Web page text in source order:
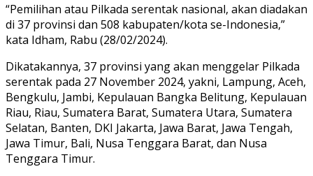
“Pemilihan atau Pilkada serentak nasional, akan diadakan
di 37 provinsi dan 508 kabupaten/kota se-Indonesia,”
kata Idham, Rabu (28/02/2024).
Dikatakannya, 37 provinsi yang akan menggelar Pilkada
serentak pada 27 November 2024, yakni, Lampung, Aceh,
Bengkulu, Jambi, Kepulauan Bangka Belitung, Kepulauan
Riau, Riau, Sumatera Barat, Sumatera Utara, Sumatera
Selatan, Banten, DKI Jakarta, Jawa Barat, Jawa Tengah,
Jawa Timur, Bali, Nusa Tenggara Barat, dan Nusa
Tenggara Timur.